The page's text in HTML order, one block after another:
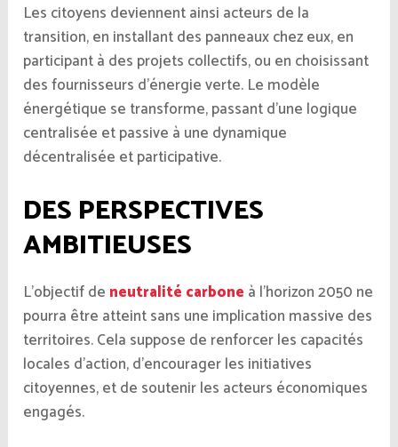
Les citoyens deviennent ainsi acteurs de la
transition, en installant des panneaux chez eux, en
participant à des projets collectifs, ou en choisissant
des fournisseurs d’énergie verte. Le modèle
énergétique se transforme, passant d’une logique
centralisée et passive à une dynamique
décentralisée et participative.
DES PERSPECTIVES
AMBITIEUSES
L’objectif de neutralité carbone à l’horizon 2050 ne
pourra être atteint sans une implication massive des
territoires. Cela suppose de renforcer les capacités
locales d’action, d’encourager les initiatives
citoyennes, et de soutenir les acteurs économiques
engagés.